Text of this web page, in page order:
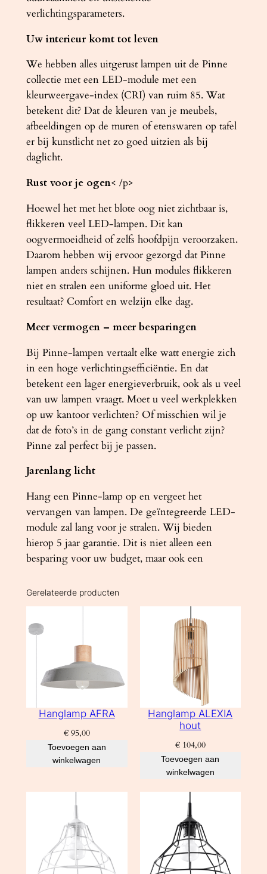
verlichtingsparameters.
Uw interieur komt tot leven
We hebben alles uitgerust lampen uit de Pinne
collectie met een LED-module met een
kleurweergave-index (CRI) van ruim 85. Wat
betekent dit? Dat de kleuren van je meubels,
afbeeldingen op de muren of etenswaren op tafel
er bij kunstlicht net zo goed uitzien als bij
daglicht.
Rust voor je ogen< /p>
Hoewel het met het blote oog niet zichtbaar is,
flikkeren veel LED-lampen. Dit kan
oogvermoeidheid of zelfs hoofdpijn veroorzaken.
Daarom hebben wij ervoor gezorgd dat Pinne
lampen anders schijnen. Hun modules flikkeren
niet en stralen een uniforme gloed uit. Het
resultaat? Comfort en welzijn elke dag.
Meer vermogen – meer besparingen
Bij Pinne-lampen vertaalt elke watt energie zich
in een hoge verlichtingsefficiëntie. En dat
betekent een lager energieverbruik, ook als u veel
van uw lampen vraagt. Moet u veel werkplekken
op uw kantoor verlichten? Of misschien wil je
dat de foto’s in de gang constant verlicht zijn?
Pinne zal perfect bij je passen.
Jarenlang licht
Hang een Pinne-lamp op en vergeet het
vervangen van lampen. De geïntegreerde LED-
module zal lang voor je stralen. Wij bieden
hierop 5 jaar garantie. Dit is niet alleen een
besparing voor uw budget, maar ook een
Gerelateerde producten
Hanglamp AFRA
€95,00
Toevoegen aan
winkelwagen
Hanglamp ALEXIA
hout
€104,00
Toevoegen aan
winkelwagen